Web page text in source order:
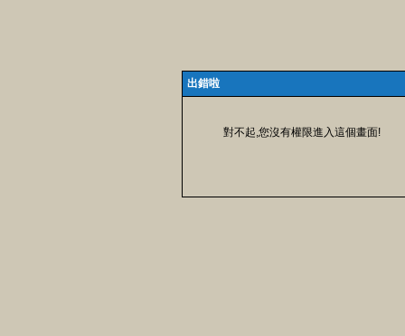
出錯啦
對不起,您沒有權限進入這個畫面!